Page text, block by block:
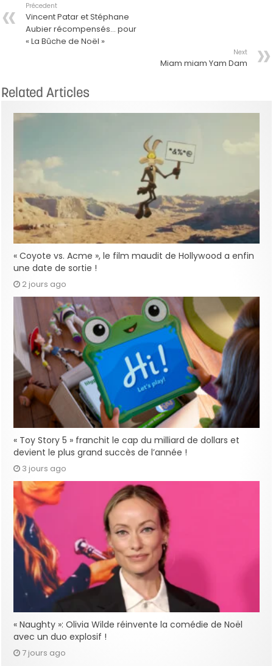
Précedent
Vincent Patar et Stéphane
Aubier récompensés… pour
« La Bûche de Noël »
Next
Miam miam Yam Dam
Related Articles
« Coyote vs. Acme », le film maudit de Hollywood a enfin
une date de sortie !
2 jours ago
« Toy Story 5 » franchit le cap du milliard de dollars et
devient le plus grand succès de l’année !
3 jours ago
« Naughty »: Olivia Wilde réinvente la comédie de Noël
avec un duo explosif !
7 jours ago